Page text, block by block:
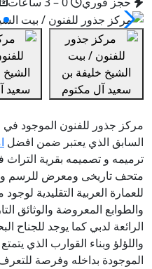
مركز جذور للفنون الموجود في
السابق الذي يعتبر ضمن افضل
ترميمه و تصميمه بقرية
متحف تاريخى ومعرض للرسم
للعمارة العربية التقليدية
والطوابع المعروضة والوثائق
الرائعة لدبي كما يوجد
واللؤلؤ وبناء القوارب الذي
الموجودة بداخله وفرصة